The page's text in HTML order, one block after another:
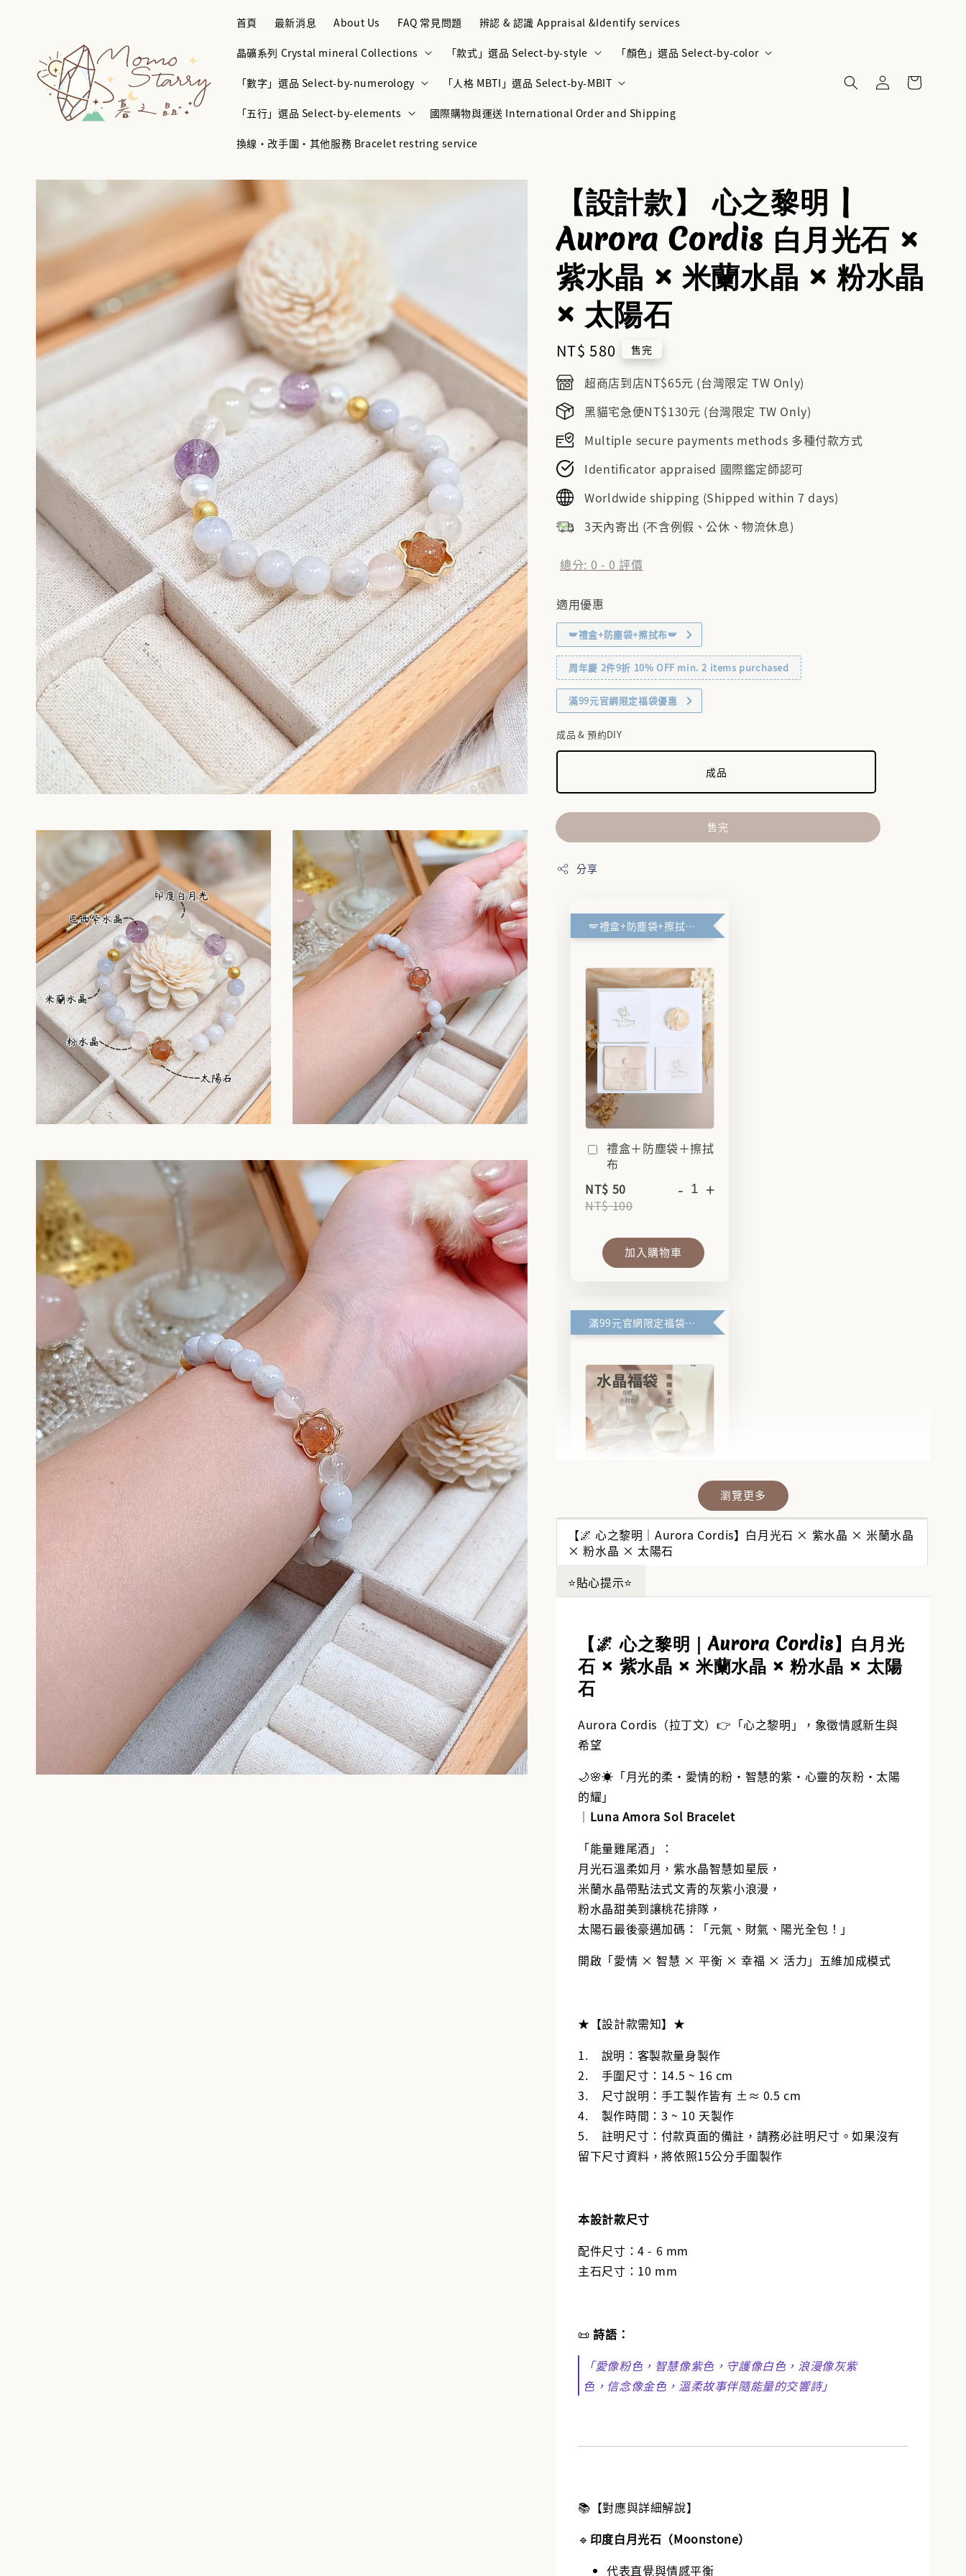
首頁 最新消息 About Us FAQ 常見問題 辨認 & 認識 Appraisal &Identify services
晶礦系列 Crystal mineral Collections 「款式」選品 Select-by-style 「顏色」選品 Select-by-color
「數字」選品 Select-by-numerology 「人格 MBTI」選品 Select-by-MBIT
「五行」選品 Select-by-elements 國際購物與運送 International Order and Shipping
換線・改手圍・其他服務 Bracelet restring service
【設計款】 心之黎明 |
Aurora Cordis 白月光石 ×
紫水晶 × 米蘭水晶 × 粉水晶
× 太陽石
Regular
price
NT$ 580 售完
超商店到店NT$65元 (台灣限定 TW Only)
黑貓宅急便NT$130元 (台灣限定 TW Only)
Multiple secure payments methods 多種付款方式
Identificator appraised 國際鑑定師認可
Worldwide shipping (Shipped within 7 days)
3天內寄出 (不含例假、公休、物流休息)
總分: 0 - 0 評價
適用優惠
🪽禮盒+防塵袋+擦拭布🪽
周年慶 2件9折 10% OFF min. 2 items purchased
滿99元官網限定福袋優惠
成品 & 預約DIY
成品
售完
分享
🪽禮盒+防塵袋+擦拭布🪽
禮盒＋防塵袋＋擦拭
布
NT$ 50
NT$ 100
- +
加入購物車
滿99元官網限定福袋優惠
搶來的福袋沒中獎？
水晶福袋幫你翻盤💎
能量UP💎
NT$ 388
NT$ 488
加入購物車
瀏覽更多
【🌌 心之黎明｜Aurora Cordis】白月光石 × 紫水晶 × 米蘭水晶
× 粉水晶 × 太陽石
⭐貼心提示⭐
【🌌 心之黎明｜Aurora Cordis】白月光
石 × 紫水晶 × 米蘭水晶 × 粉水晶 × 太陽
石
Aurora Cordis（拉丁文）👉「心之黎明」，象徵情感新生與
希望
🌙🌸☀️「月光的柔・愛情的粉・智慧的紫・心靈的灰粉・太陽
的耀」
｜ Luna Amora Sol Bracelet
「能量雞尾酒」：
月光石溫柔如月，紫水晶智慧如星辰，
米蘭水晶帶點法式文青的灰紫小浪漫，
粉水晶甜美到讓桃花排隊，
太陽石最後豪邁加碼：「元氣、財氣、陽光全包！」
開啟「愛情 × 智慧 × 平衡 × 幸福 × 活力」五維加成模式
★【設計款需知】★
1. 說明：客製款量身製作
2. 手圍尺寸：14.5 ~ 16 cm
3. 尺寸說明：手工製作皆有 ±≈ 0.5 cm
4. 製作時間：3 ~ 10 天製作
5. 註明尺寸：付款頁面的備註，請務必註明尺寸。如果沒有
留下尺寸資料，將依照15公分手圍製作
本設計款尺寸
配件尺寸：4 - 6 mm
主石尺寸：10 mm
📜詩語：
「愛像粉色，智慧像紫色，守護像白色，浪漫像灰紫
色，信念像金色，溫柔故事伴隨能量的交響詩」
📚【對應與詳細解說】
🔹 印度白月光石（Moonstone）
代表直覺與情感平衡